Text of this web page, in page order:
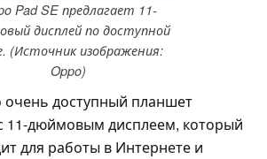
Pad SE предлагает 11-
дисплей по доступной
(Источник изображения:
Oppo)
очень доступный планшет
11-дюймовым дисплеем, который
для работы в Интернете и